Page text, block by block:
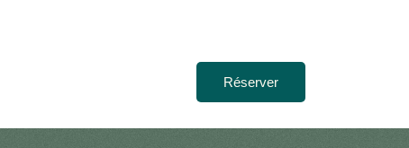
Réserver